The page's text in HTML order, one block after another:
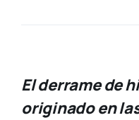
El derrame de
originado en